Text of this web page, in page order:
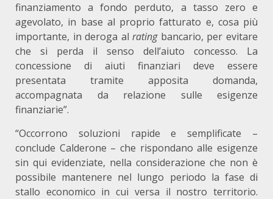
finanziamento a fondo perduto, a tasso zero e
agevolato, in base al proprio fatturato e, cosa più
importante, in deroga alratingbancario, per evitare
che si perda il senso dell’aiuto concesso. La
concessione di aiuti finanziari deve essere
presentata tramite apposita domanda,
accompagnata da relazione sulle esigenze
finanziarie”.
“Occorrono soluzioni rapide e semplificate –
conclude Calderone – che rispondano alle esigenze
sin qui evidenziate, nella considerazione che non è
possibile mantenere nel lungo periodo la fase di
stallo economico in cui versa il nostro territorio.